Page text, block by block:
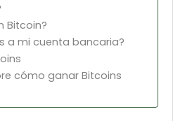
Bitcoin?
a mi cuenta bancaria?
cómo ganar Bitcoins